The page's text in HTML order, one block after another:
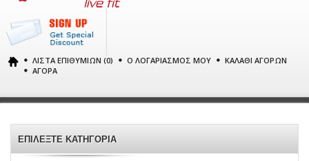
ΛΊΣΤΑ ΕΠΙΘΥΜΙΏΝ (0) Ο ΛΟΓΑΡΙΑΣΜΌΣ ΜΟΥ
ΚΑΛΆΘΙ ΑΓΟΡΏΝ
ΑΓΟΡΆ
ΕΠΙΛΕΞΤΕ ΚΑΤΗΓΟΡΙΑ